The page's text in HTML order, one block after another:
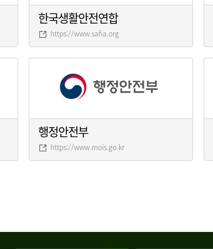
한국생활안전연합
https://www.safia.org
행정안전부
https://www.mois.go.kr